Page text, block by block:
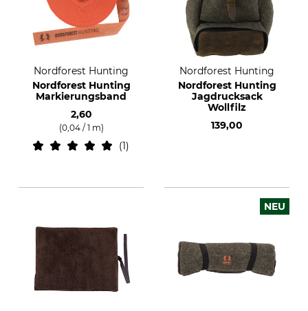
Nordforest Hunting
Nordforest Hunting
Markierungsband
2,60
(0,04 / 1 m)
1
Nordforest Hunting
Nordforest Hunting
Jagdrucksack
Wollfilz
139,00
NEU